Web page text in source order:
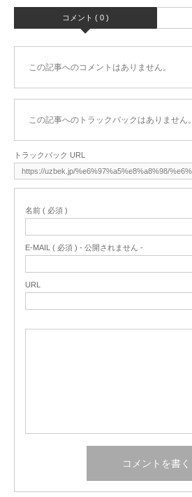
コメント ( 0 )
この記事へのコメントはありません。
この記事へのトラックバックはありません。
トラックバック URL
名前 ( 必須 )
E-MAIL ( 必須 ) - 公開されません -
URL